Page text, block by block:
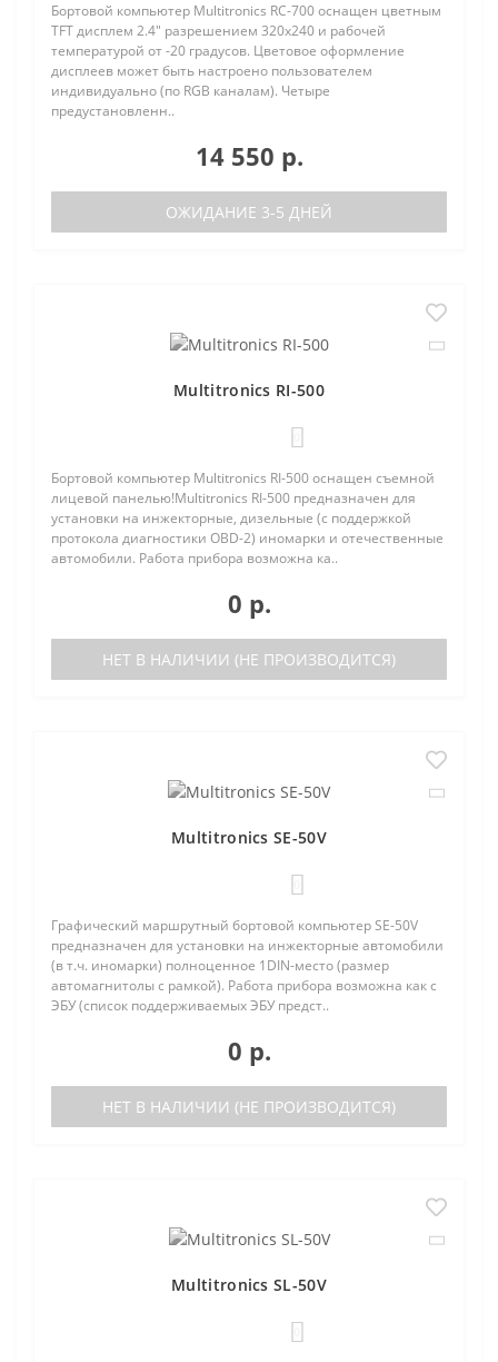
Бортовой компьютер Multitronics RC-700 оснащен цветным
TFT дисплем 2.4" разрешением 320х240 и рабочей
температурой от -20 градусов. Цветовое оформление
дисплеев может быть настроено пользователем
индивидуально (по RGB каналам). Четыре
предустановленн..
14 550 р.
ОЖИДАНИЕ 3-5 ДНЕЙ
Multitronics RI-500
Бортовой компьютер Multitronics RI-500 оснащен съемной
лицевой панелью!Multitronics RI-500 предназначен для
установки на инжекторные, дизельные (с поддержкой
протокола диагностики OBD-2) иномарки и отечественные
автомобили. Работа прибора возможна ка..
0 р.
НЕТ В НАЛИЧИИ (НЕ ПРОИЗВОДИТСЯ)
Multitronics SE-50V
Графический маршрутный бортовой компьютер SE-50V
предназначен для установки на инжекторные автомобили
(в т.ч. иномарки) полноценное 1DIN-место (размер
автомагнитолы с рамкой). Работа прибора возможна как с
ЭБУ (список поддерживаемых ЭБУ предст..
0 р.
НЕТ В НАЛИЧИИ (НЕ ПРОИЗВОДИТСЯ)
Multitronics SL-50V